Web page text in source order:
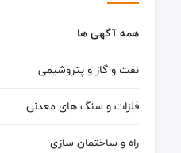
همه آگهی ها
نفت و گاز و پتروشیمی
فلزات و سنگ های معدنی
راه و ساختمان سازی